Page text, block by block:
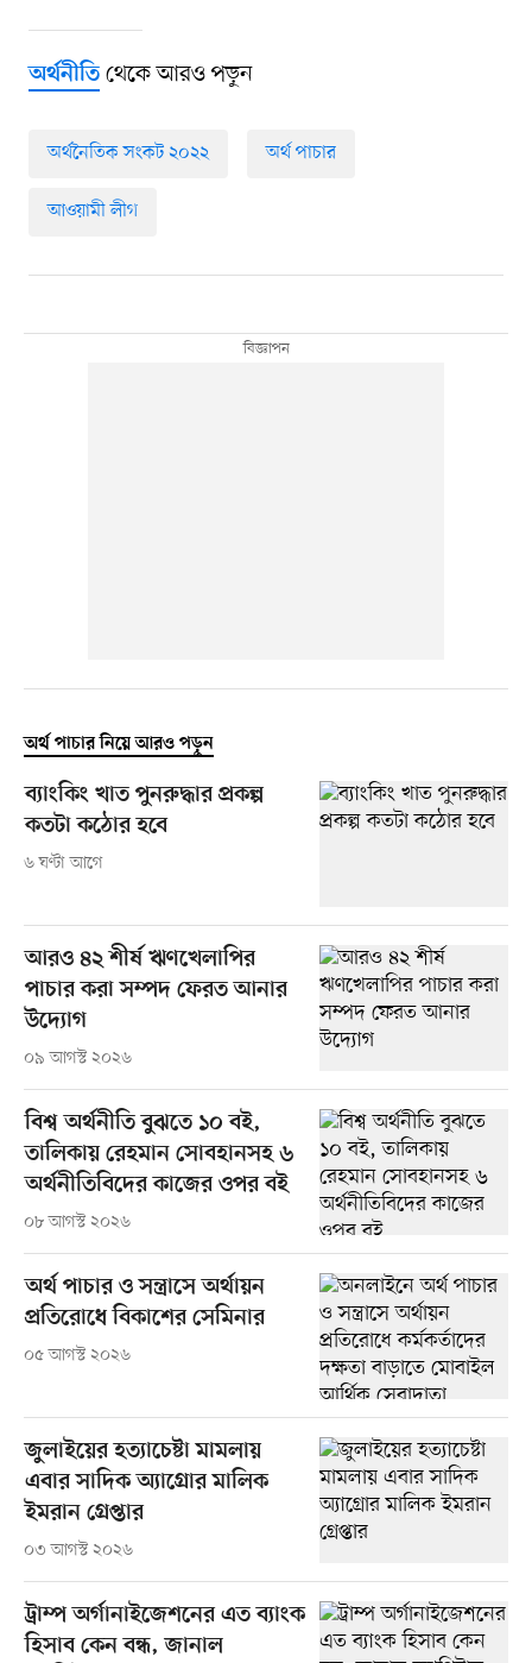
অর্থনীতিথেকে আরও পড়ুন
অর্থনৈতিক সংকট ২০২২ অর্থ পাচার
আওয়ামী লীগ
অর্থ পাচার নিয়ে আরও পড়ুন
ব্যাংকিং খাত পুনরুদ্ধার প্রকল্প
কতটা কঠোর হবে
৬ ঘণ্টা আগে
আরও ৪২ শীর্ষ ঋণখেলাপির
পাচার করা সম্পদ ফেরত আনার
উদ্যোগ
০৯ আগস্ট ২০২৬
বিশ্ব অর্থনীতি বুঝতে ১০ বই,
তালিকায় রেহমান সোবহানসহ ৬
অর্থনীতিবিদের কাজের ওপর বই
০৮ আগস্ট ২০২৬
অর্থ পাচার ও সন্ত্রাসে অর্থায়ন
প্রতিরোধে বিকাশের সেমিনার
০৫ আগস্ট ২০২৬
জুলাইয়ের হত্যাচেষ্টা মামলায়
এবার সাদিক অ্যাগ্রোর মালিক
ইমরান গ্রেপ্তার
০৩ আগস্ট ২০২৬
ট্রাম্প অর্গানাইজেশনের এত ব্যাংক
হিসাব কেন বন্ধ, জানাল